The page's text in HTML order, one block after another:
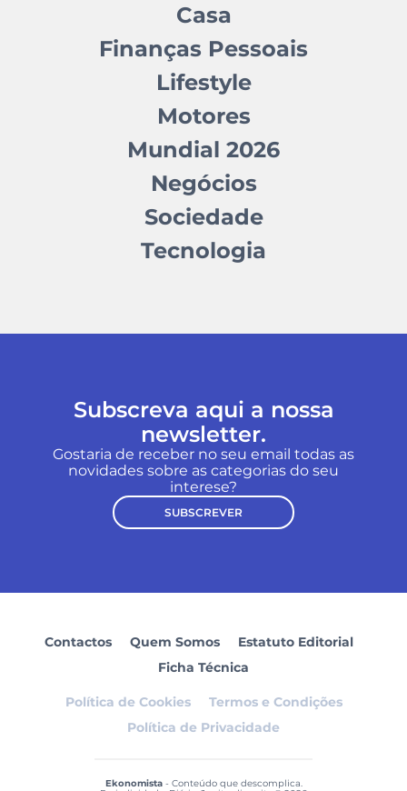
Casa
Finanças Pessoais
Lifestyle
Motores
Mundial 2026
Negócios
Sociedade
Tecnologia
Subscreva aqui a nossa
newsletter.
Gostaria de receber no seu email todas as
novidades sobre as categorias do seu
interese?
SUBSCREVER
Contactos Quem Somos
Estatuto Editorial
Ficha Técnica
Política de Cookies
Termos e Condições
Política de Privacidade
Ekonomista- Conteúdo que descomplica.